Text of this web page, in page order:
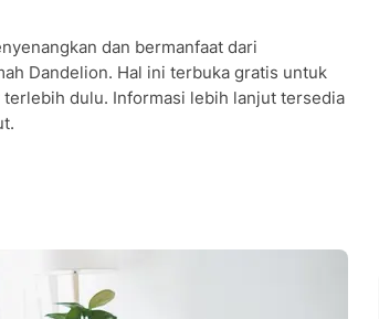
dan bermanfaat dari
Dandelion. Hal ini terbuka gratis untuk
dulu. Informasi lebih lanjut tersedia